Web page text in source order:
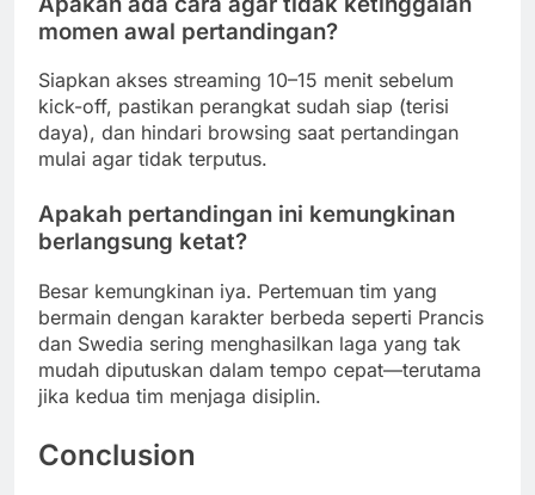
momen awal pertandingan?
Siapkan akses streaming 10–15 menit sebelum
kick-off, pastikan perangkat sudah siap (terisi
daya), dan hindari browsing saat pertandingan
mulai agar tidak terputus.
Apakah pertandingan ini kemungkinan
berlangsung ketat?
Besar kemungkinan iya. Pertemuan tim yang
bermain dengan karakter berbeda seperti Prancis
dan Swedia sering menghasilkan laga yang tak
mudah diputuskan dalam tempo cepat—terutama
jika kedua tim menjaga disiplin.
Conclusion